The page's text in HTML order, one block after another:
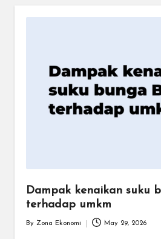
Dampak kenaikan suku
terhadap umkm
By Zona Ekonomi May 29, 2026